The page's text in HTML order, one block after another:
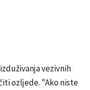
vezivnih
ozljede. "Ako niste